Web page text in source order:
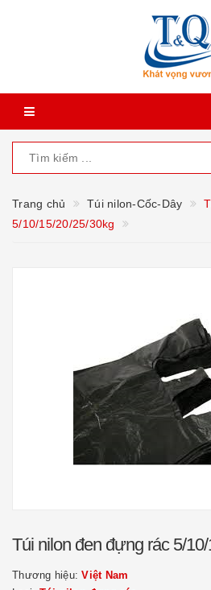
Trang chủ Túi nilon-Cốc-Dây
5/10/15/20/25/30kg
Túi nilon đen đựng rác 5/
Thương hiệu:Việt Nam